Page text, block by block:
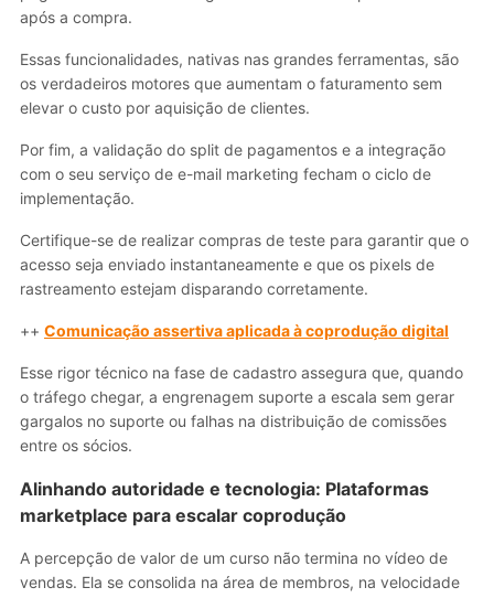
após a compra.
Essas funcionalidades, nativas nas grandes ferramentas, são
os verdadeiros motores que aumentam o faturamento sem
elevar o custo por aquisição de clientes.
Por fim, a validação do split de pagamentos e a integração
com o seu serviço de e-mail marketing fecham o ciclo de
implementação.
Certifique-se de realizar compras de teste para garantir que o
acesso seja enviado instantaneamente e que os pixels de
rastreamento estejam disparando corretamente.
++ Comunicação assertiva aplicada à coprodução digital
Esse rigor técnico na fase de cadastro assegura que, quando
o tráfego chegar, a engrenagem suporte a escala sem gerar
gargalos no suporte ou falhas na distribuição de comissões
entre os sócios.
Alinhando autoridade e tecnologia: Plataformas
marketplace para escalar coprodução
A percepção de valor de um curso não termina no vídeo de
vendas. Ela se consolida na área de membros, na velocidade